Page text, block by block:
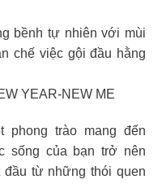
bềnh tự nhiên với mùi
chế việc gội đầu hằng
YEAR-NEW ME
phong trào mang đến
sống của bạn trở nên
từ những thói quen